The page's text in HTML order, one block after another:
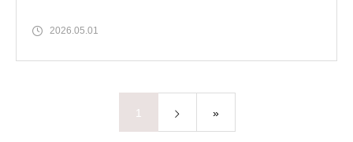
2026.05.01
1 »